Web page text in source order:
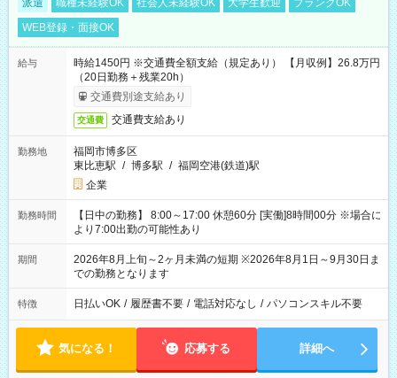
派遣 職種未経験OK 社会人未経験OK 大学生歓迎
ブランクOK
WEB登録・面接OK
給与
時給1450円 ※交通費全額支給（規定あり） 【月収例】26.8万円
（20日勤務＋残業20h）
交通費別途支給あり
交通費 交通費支給あり
勤務地
福岡市博多区
東比恵駅 / 博多駅 / 福岡空港(鉄道)駅
企業
勤務時間
【日中の勤務】 8:00～17:00 休憩60分 [実働]8時間00分 ※場合に
より7:00出勤の可能性あり
期間
2026年8月上旬～2ヶ月未満の短期 ※2026年8月1日～9月30日ま
での勤務となります
特徴 日払いOK / 履歴書不要 / 電話対応なし / パソコンスキル不要
気になる！ 応募する 詳細へ